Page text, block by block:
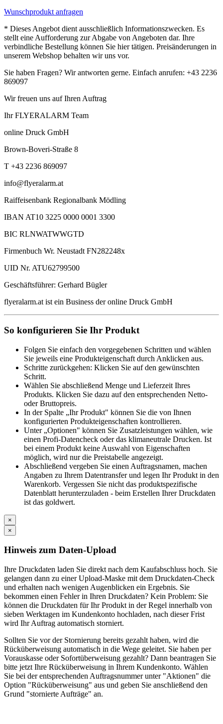
Wunschprodukt anfragen
* Dieses Angebot dient ausschließlich Informationszwecken. Es
stellt eine Aufforderung zur Abgabe von Angeboten dar. Ihre
verbindliche Bestellung können Sie hier tätigen. Preisänderungen in
unserem Webshop behalten wir uns vor.
Sie haben Fragen? Wir antworten gerne. Einfach anrufen: +43 2236
869097
Wir freuen uns auf Ihren Auftrag
Ihr FLYERALARM Team
online Druck GmbH
Brown-Boveri-Straße 8
T +43 2236 869097
info@flyeralarm.at
Raiffeisenbank Regionalbank Mödling
IBAN AT10 3225 0000 0001 3300
BIC RLNWATWWGTD
Firmenbuch Wr. Neustadt FN282248x
UID Nr. ATU62799500
Geschäftsführer: Gerhard Bügler
flyeralarm.at ist ein Business der online Druck GmbH
So konfigurieren Sie Ihr Produkt
Folgen Sie einfach den vorgegebenen Schritten und wählen
Sie jeweils eine Produkteigenschaft durch Anklicken aus.
Schritte zurückgehen: Klicken Sie auf den gewünschten
Schritt.
Wählen Sie abschließend Menge und Lieferzeit Ihres
Produkts. Klicken Sie dazu auf den entsprechenden Netto-
oder Bruttopreis.
In der Spalte „Ihr Produkt" können Sie die von Ihnen
konfigurierten Produkteigenschaften kontrollieren.
Unter „Optionen" können Sie Zusatzleistungen wählen, wie
einen Profi-Datencheck oder das klimaneutrale Drucken. Ist
bei einem Produkt keine Auswahl von Eigenschaften
möglich, wird nur die Preistabelle angezeigt.
Abschließend vergeben Sie einen Auftragsnamen, machen
Angaben zu Ihrem Datentransfer und legen Ihr Produkt in den
Warenkorb. Vergessen Sie nicht das produktspezifische
Datenblatt herunterzuladen - beim Erstellen Ihrer Druckdaten
ist das goldwert.
×
×
Hinweis zum Daten-Upload
Ihre Druckdaten laden Sie direkt nach dem Kaufabschluss hoch. Sie
gelangen dann zu einer Upload-Maske mit dem Druckdaten-Check
und erhalten nach wenigen Augenblicken ein Ergebnis. Sie
bekommen einen Fehler in Ihren Druckdaten? Kein Problem: Sie
können die Druckdaten für Ihr Produkt in der Regel innerhalb von
sieben Werktagen im Kundenkonto hochladen, nach dieser Frist
wird Ihr Auftrag automatisch storniert.
Sollten Sie vor der Stornierung bereits gezahlt haben, wird die
Rücküberweisung automatisch in die Wege geleitet. Sie haben per
Vorauskasse oder Sofortüberweisung gezahlt? Dann beantragen Sie
bitte jetzt Ihre Rücküberweisung in Ihrem Kundenkonto. Wählen
Sie bei der entsprechenden Auftragsnummer unter "Aktionen" die
Option "Rücküberweisung" aus und geben Sie anschließend den
Grund "stornierte Aufträge" an.